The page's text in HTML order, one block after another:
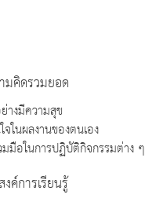
คิดรวมยอด
างมีความสุข
ในผลงานของตนเอง
มือในการปฏิบัติกิจกรรมต่าง ๆ
ค์การเรียนรู้